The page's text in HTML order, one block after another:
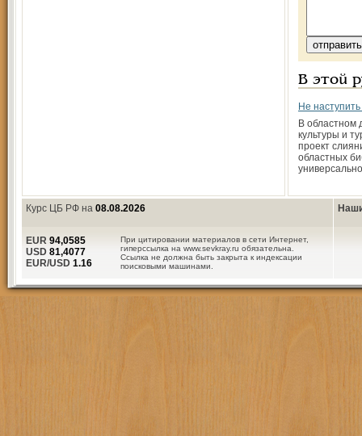
В этой
Не
В областном
культуры и
проект
областных
Курс ЦБ РФ на 08.08.2026
При цитировании материалов в сети Интернет,
гиперссылка на www.sevkray.ru обязательна.
Ссылка не должна быть закрыта к индексации
поисковыми машинами.
EUR 94,0585
USD 81,4077
EUR/USD 1.16